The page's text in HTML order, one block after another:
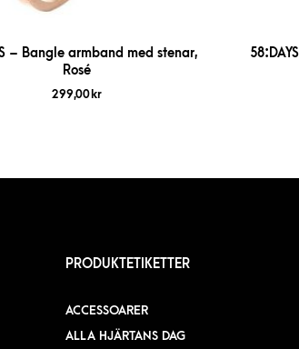
– Bangle armband med stenar,
Rosé
299,00 kr
PRODUKTETIKETTER
ACCESSOARER
ALLA HJÄRTANS DAG